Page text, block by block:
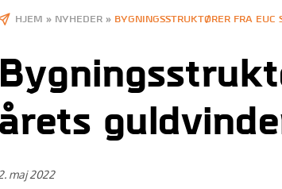
HJEM » NYHEDER » BYGNINGSSTRUKTØRER FRA
årets
maj 2022